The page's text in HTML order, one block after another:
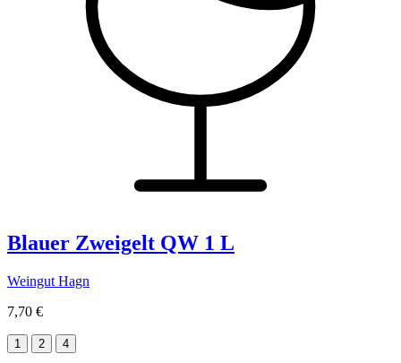
Blauer Zweigelt QW 1 L
Weingut Hagn
7,70 €
1 2 4